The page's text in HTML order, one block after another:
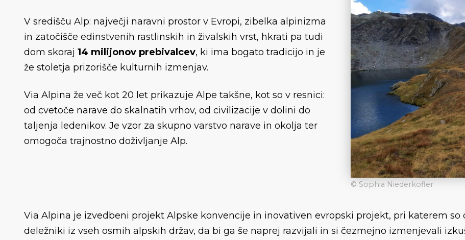
V središču Alp: največji naravni prostor v Evropi, zibelka alpinizma
in zatočišče edinstvenih rastlinskih in živalskih vrst, hkrati pa tudi
dom skoraj 14 milijonov prebivalcev, ki ima bogato tradicijo in je
že stoletja prizorišče kulturnih izmenjav.
Via Alpina že več kot 20 let prikazuje Alpe takšne, kot so v resnici:
od cvetoče narave do skalnatih vrhov, od civilizacije v dolini do
taljenja ledenikov. Je vzor za skupno varstvo narave in okolja ter
omogoča trajnostno doživljanje Alp.
© Sophia Niederkofler
Via Alpina je izvedbeni projekt Alpske konvencije in inovativen evropski projekt, pri katerem
deležniki iz vseh osmih alpskih držav, da bi ga še naprej razvijali in si čezmejno izmenjevali